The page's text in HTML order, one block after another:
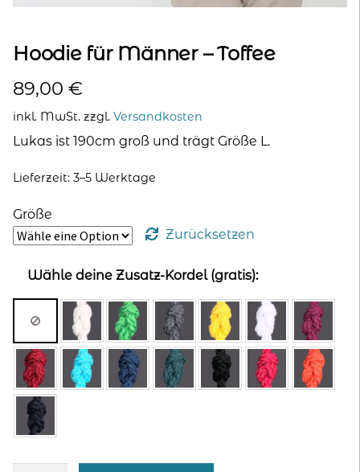
Hoodie für Männer – Toffee
89,00 €
inkl. MwSt. zzgl. Versandkosten
Lukas ist 190cm groß und trägt Größe L.
Lieferzeit: 3–5 Werktage
Größe
Zurücksetzen
Wähle deine Zusatz-Kordel (gratis):